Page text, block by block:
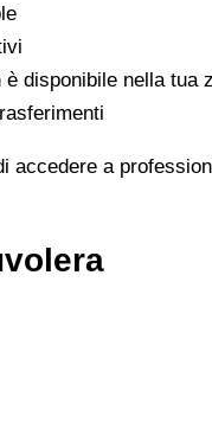
disponibile nella tua
a